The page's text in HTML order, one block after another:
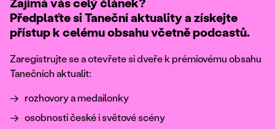
Předplaťte si Taneční aktuality a získejte
přístup k celému obsahu včetně podcastů.
Zaregistrujte se a otevřete si dveře k prémiovému obsahu
Tanečních aktualit:
rozhovory a medailonky
osobnosti české i světové scény